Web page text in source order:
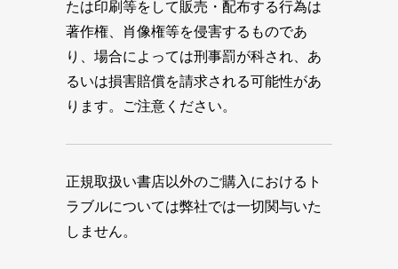
たは印刷等をして販売・配布する行為は
著作権、肖像権等を侵害するものであ
り、場合によっては刑事罰が科され、あ
るいは損害賠償を請求される可能性があ
ります。ご注意ください。
正規取扱い書店以外のご購入におけるト
ラブルについては弊社では一切関与いた
しません。